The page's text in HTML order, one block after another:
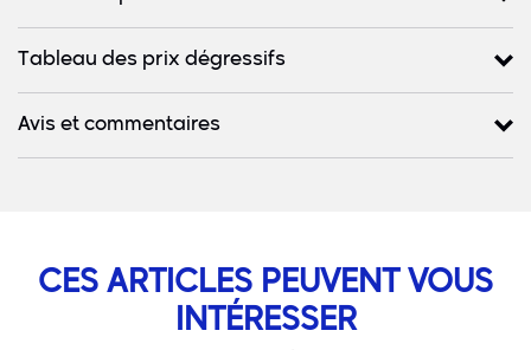
Tableau des prix dégressifs
Avis et commentaires
CES ARTICLES PEUVENT VOUS
INTÉRESSER